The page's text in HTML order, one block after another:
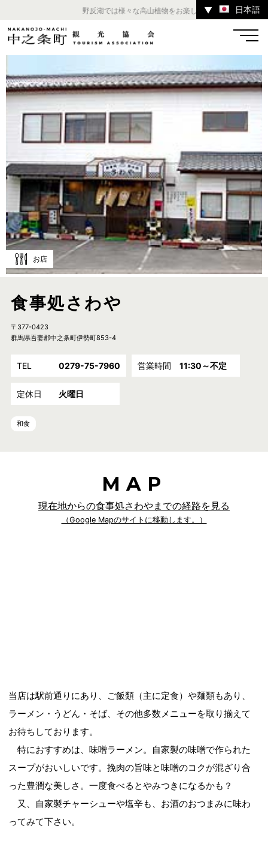
野反湖では様々な高山植物をお楽しみいただけます。 ／
▼ 日本語
温泉 宿 お店 スポット
体験 イベント ツアー
中之条町その他のエリア
お店
食事処さわや
〒377-0423
群馬県吾妻郡中之条町伊勢町853-4
TEL 0279-75-7960 営業時間 11:30～不定
定休日 火曜日
和食
MAP
現在地からの食事処さわやまでの経路を見る
（Google Mapのサイトに移動します。）
当店は駅前通りにあり、ご飯類（主に定食）や麺類もあり、
ラーメン・うどん・そば、その他多数メニューを取り揃えて
お待ちしております。
特におすすめは、味噌ラーメン。自家製の味噌で作られた
スープがおいしいです。挽肉の旨味と味噌のコクが混ざり合
った豊潤な美しさ。一度食べるとやみつきになるかも？
又、自家製チャーシューや塩辛も、お酒のおつまみに味わ
ってみて下さい。